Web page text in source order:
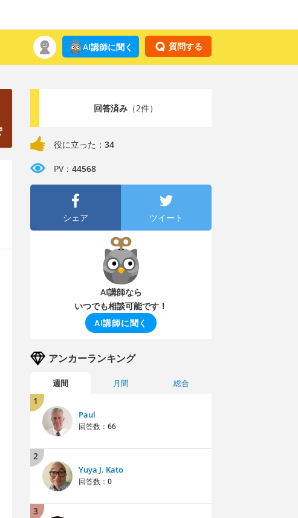
質問する
AI講師に聞く
回答済み（2件）
役に立った： 34
PV： 44568
シェア ツイート
AI講師なら
いつでも相談可能です！
AI講師に聞く
アンカーランキング
週間 月間 総合
1
Paul
回答数： 66
2
Yuya J. Kato
回答数： 0
3